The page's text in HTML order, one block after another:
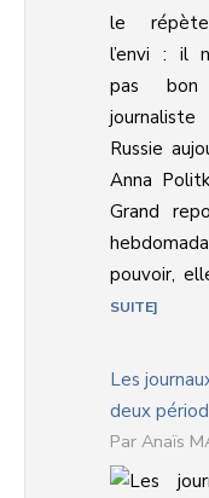
le
l’envi : il
pas
Russie
Anna
Grand
pouvoir,
SUITE
Les
deux
Anaïs